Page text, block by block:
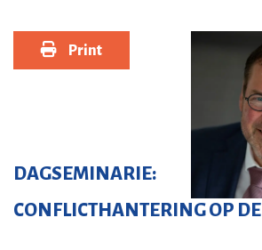
Print
DAGSEMINARIE:
CONFLICTHANTERING OP